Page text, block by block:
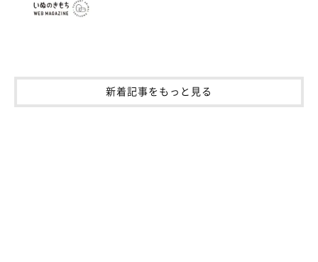
新着記事をもっと見る